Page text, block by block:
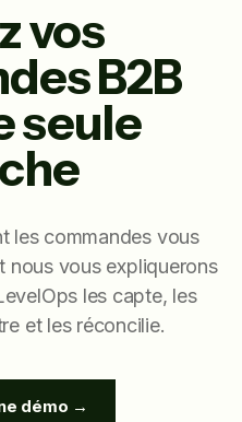
vos
B2B
seule
les commandes vous
nous vous expliquerons
les capte, les
et les réconcilie.
démo →